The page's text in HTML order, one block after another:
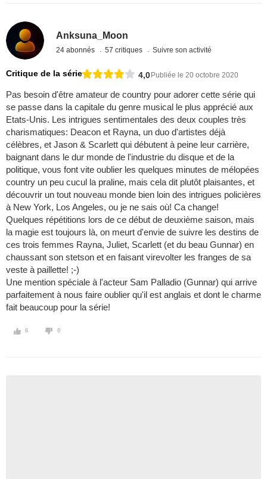
Anksuna_Moon
24 abonnés 57 critiques Suivre son activité
Critique de la série 4,0Publiée le 20 octobre 2020
Pas besoin d'être amateur de country pour adorer cette série qui
se passe dans la capitale du genre musical le plus apprécié aux
Etats-Unis. Les intrigues sentimentales des deux couples très
charismatiques: Deacon et Rayna, un duo d'artistes déjà
célèbres, et Jason & Scarlett qui débutent à peine leur carrière,
baignant dans le dur monde de l'industrie du disque et de la
politique, vous font vite oublier les quelques minutes de mélopées
country un peu cucul la praline, mais cela dit plutôt plaisantes, et
découvrir un tout nouveau monde bien loin des intrigues policières
à New York, Los Angeles, ou je ne sais où! Ca change!
Quelques répétitions lors de ce début de deuxième saison, mais
la magie est toujours là, on meurt d'envie de suivre les destins de
ces trois femmes Rayna, Juliet, Scarlett (et du beau Gunnar) en
chaussant son stetson et en faisant virevolter les franges de sa
veste à paillette! ;-)
Une mention spéciale à l'acteur Sam Palladio (Gunnar) qui arrive
parfaitement à nous faire oublier qu'il est anglais et dont le charme
fait beaucoup pour la série!
6 0